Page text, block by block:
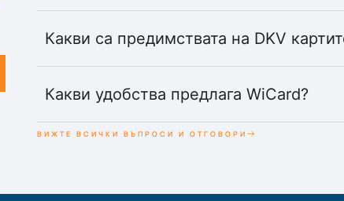
Какви са предимствата на DKV
Какви удобства предлага WiCard?
ВИЖТЕ ВСИЧКИ ВЪПРОСИ И ОТГОВОРИ